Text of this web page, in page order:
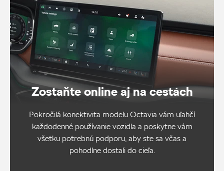
Zostaňte online aj na cestách
Pokročilá konektivita modelu Octavia vám uľahčí
každodenné používanie vozidla a poskytne vám
všetku potrebnú podporu, aby ste sa včas a
pohodlne dostali do cieľa.